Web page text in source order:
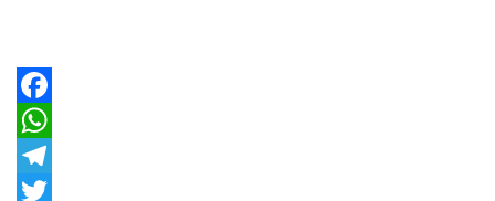
Facebook
WhatsApp
Telegram